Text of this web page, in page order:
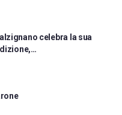
celebra la sua